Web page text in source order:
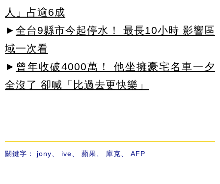
人」占逾6成
► 全台9縣市今起停水！ 最長10小時 影響區
域一次看
► 曾年收破4000萬！ 他坐擁豪宅名車一夕
全沒了 卻喊「比過去更快樂」
關鍵字： jony ive 蘋果 庫克 AFP